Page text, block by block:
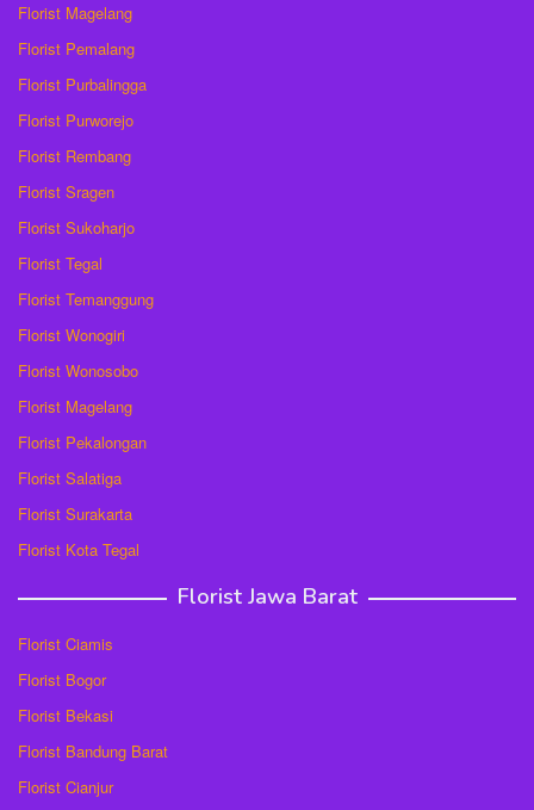
Florist Magelang
Florist Pemalang
Florist Purbalingga
Florist Purworejo
Florist Rembang
Florist Sragen
Florist Sukoharjo
Florist Tegal
Florist Temanggung
Florist Wonogiri
Florist Wonosobo
Florist Magelang
Florist Pekalongan
Florist Salatiga
Florist Surakarta
Florist Kota Tegal
Florist Jawa Barat
Florist Ciamis
Florist Bogor
Florist Bekasi
Florist Bandung Barat
Florist Cianjur